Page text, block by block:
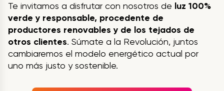
Te invitamos a disfrutar con nosotros de luz 100%
verde y responsable, procedente de
productores renovables y de los tejados de
otros clientes. Súmate a la Revolución, juntos
cambiaremos el modelo energético actual por
uno más justo y sostenible.